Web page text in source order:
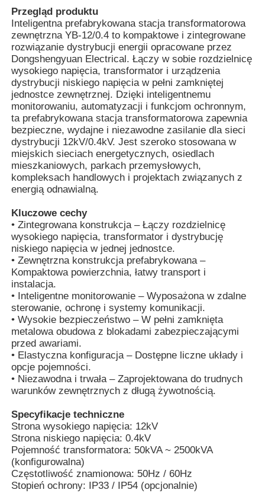
Dom
Produkty
Filmy
Przegląd produktu
Inteligentna prefabrykowana stacja transformatorowa
zewnętrzna YB-12/0.4 to kompaktowe i zintegrowane
rozwiązanie dystrybucji energii opracowane przez
Dongshengyuan Electrical. Łączy w sobie rozdzielnicę
wysokiego napięcia, transformator i urządzenia
dystrybucji niskiego napięcia w pełni zamkniętej
jednostce zewnętrznej. Dzięki inteligentnemu
monitorowaniu, automatyzacji i funkcjom ochronnym,
ta prefabrykowana stacja transformatorowa zapewnia
bezpieczne, wydajne i niezawodne zasilanie dla sieci
dystrybucji 12kV/0.4kV. Jest szeroko stosowana w
miejskich sieciach energetycznych, osiedlach
mieszkaniowych, parkach przemysłowych,
kompleksach handlowych i projektach związanych z
energią odnawialną.
Kluczowe cechy
• Zintegrowana konstrukcja – Łączy rozdzielnicę
wysokiego napięcia, transformator i dystrybucję
niskiego napięcia w jednej jednostce.
• Zewnętrzna konstrukcja prefabrykowana –
Kompaktowa powierzchnia, łatwy transport i
instalacja.
• Inteligentne monitorowanie – Wyposażona w zdalne
sterowanie, ochronę i systemy komunikacji.
• Wysokie bezpieczeństwo – W pełni zamknięta
metalowa obudowa z blokadami zabezpieczającymi
przed awariami.
• Elastyczna konfiguracja – Dostępne liczne układy i
opcje pojemności.
• Niezawodna i trwała – Zaprojektowana do trudnych
warunków zewnętrznych z długą żywotnością.
Specyfikacje techniczne
Strona wysokiego napięcia: 12kV
Strona niskiego napięcia: 0.4kV
Pojemność transformatora: 50kVA ~ 2500kVA
(konfigurowalna)
Częstotliwość znamionowa: 50Hz / 60Hz
Stopień ochrony: IP33 / IP54 (opcjonalnie)